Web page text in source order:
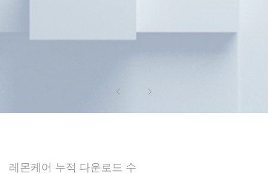
레몬케어 누적 다운로드 수